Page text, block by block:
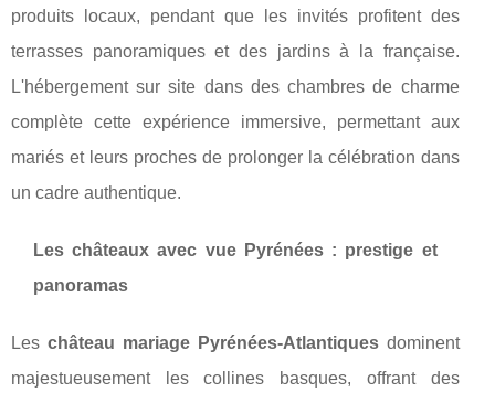
produits locaux, pendant que les invités profitent des
terrasses panoramiques et des jardins à la française.
L'hébergement sur site dans des chambres de charme
complète cette expérience immersive, permettant aux
mariés et leurs proches de prolonger la célébration dans
un cadre authentique.
Les châteaux avec vue Pyrénées : prestige et
panoramas
Les château mariage Pyrénées-Atlantiquesdominent
majestueusement les collines basques, offrant des